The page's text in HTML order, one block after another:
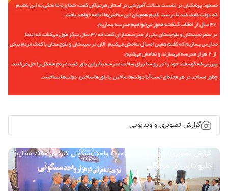
گزارش تصویری و ویدیویی
گزارش تصویری/ آیین کلنگ زنی ۲۰۰۰ واحد مسکونی کارکنان نفت ستاره
خلیج فارس در هرمزگان